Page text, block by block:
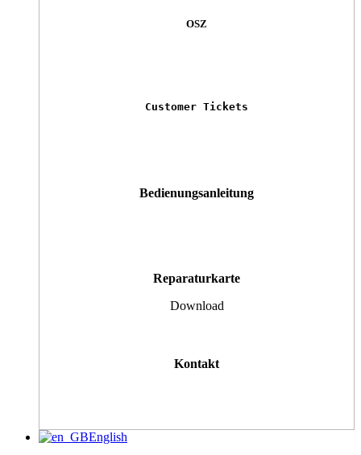
OSZ
Customer Tickets
Bedienungsanleitung
Reparaturkarte
Download
Kontakt
English